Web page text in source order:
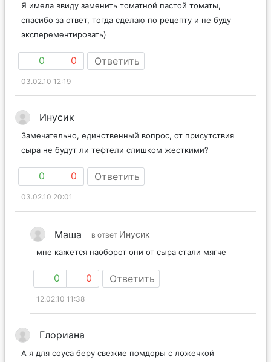
Я имела ввиду заменить томатной пастой томаты,
спасибо за ответ, тогда сделаю по рецепту и не буду
эксперементировать)
0 0 Ответить
03.02.10 12:19
Инусик
Замечательно, единственный вопрос, от присутствия
сыра не будут ли тефтели слишком жесткими?
0 0 Ответить
03.02.10 20:01
Маша в ответ Инусик
мне кажется наоборот они от сыра стали мягче
0 0 Ответить
12.02.10 11:38
Глориана
А я для соуса беру свежие помдоры с ложечкой